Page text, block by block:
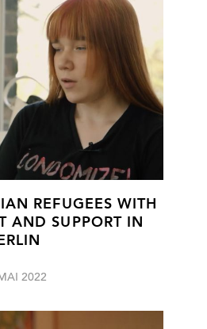
REFUGEES WITH
AND SUPPORT IN
2022